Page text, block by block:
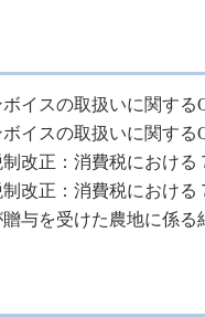
ボイスの取扱いに関する
ボイスの取扱いに関する
制改正：消費税におけ
制改正：消費税におけ
贈与を受けた農地に係